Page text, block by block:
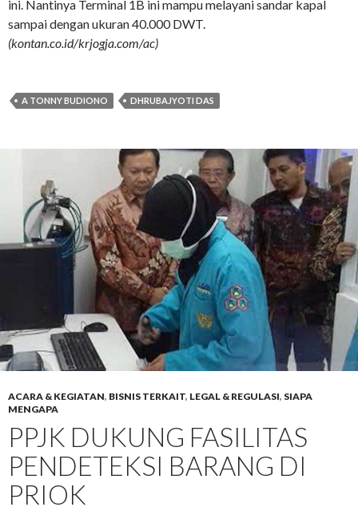
ini. Nantinya Terminal 1B ini mampu melayani sandar kapal
sampai dengan ukuran 40.000 DWT.
(kontan.co.id/krjogja.com/ac)
A TONNY BUDIONO DHRUBAJYOTI DAS
ACARA & KEGIATAN, BISNIS TERKAIT, LEGAL & REGULASI, SIAPA
MENGAPA
PPJK DUKUNG FASILITAS
PENDETEKSI BARANG DI
PRIOK